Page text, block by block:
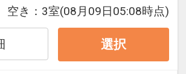
・・・車で約４０分
心とした現代の日本画の名
ており、日本庭園が非常に有
メリカの日本庭園専門誌「ジ
光スポット♪（２）
り囲む堀川を、船頭さんのガ
ながら船で約５０分かけてゆ
浜でもあります。
ゲルパーク・・・車で約４
慢の大浴場は使い勝手良し、
リ☆
置された高級マッサージチェ
空き： 3室(08月09日05:08時点)
選択